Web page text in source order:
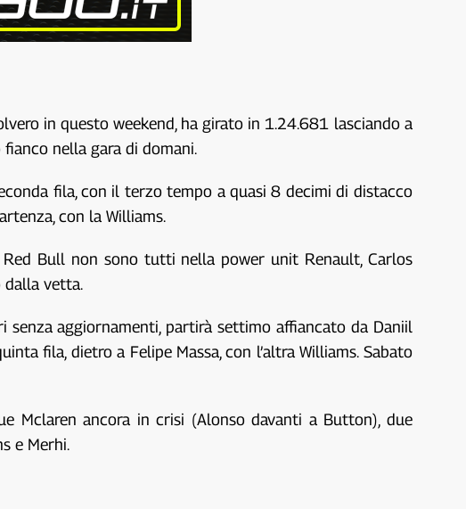
in questo weekend, ha girato in 1.24.681 lasciando a
nella gara di domani.
fila, con il terzo tempo a quasi 8 decimi di distacco
con la Williams.
Bull non sono tutti nella power unit Renault, Carlos
dalla vetta.
senza aggiornamenti, partirà settimo affiancato da Daniil
fila, dietro a Felipe Massa, con l’altra Williams. Sabato
Mclaren ancora in crisi (Alonso davanti a Button), due
e Merhi.